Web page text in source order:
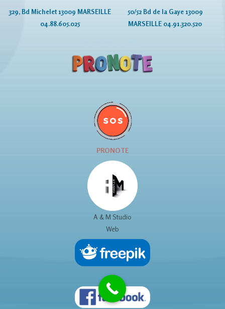
329, Bd Michelet 13009 MARSEILLE
04.88.605.025
50/52 Bd de la Gaye 13009
MARSEILLE 04.91.320.520
PRONOTE
A & M Studio
Web